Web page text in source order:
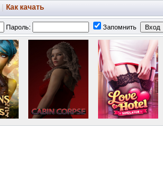
Как качать
Пароль: Запомнить